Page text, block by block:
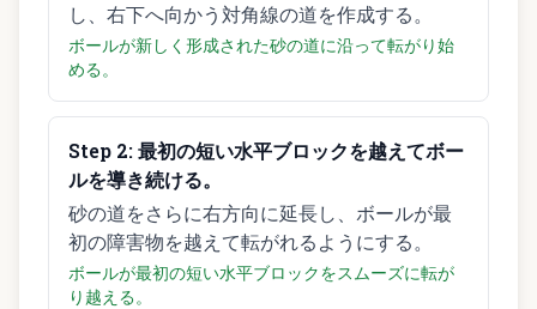
し、右下へ向かう対角線の道を作成する。
ボールが新しく形成された砂の道に沿って転がり始
める。
Step 2:最初の短い水平ブロックを越えてボー
ルを導き続ける。
砂の道をさらに右方向に延長し、ボールが最
初の障害物を越えて転がれるようにする。
ボールが最初の短い水平ブロックをスムーズに転が
り越える。